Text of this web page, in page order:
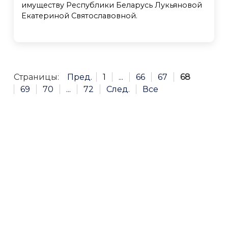
имуществу Республики Беларусь Лукьяновой
Екатериной Святославовной.
Страницы: Пред. 1 ... 66 67
68
69
70 ... 72 След. Все